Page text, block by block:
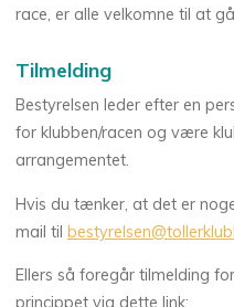
race, er alle velkomne til at
Tilmelding
Bestyrelsen leder efter en
for klubben/racen og være
arrangementet.
Hvis du tænker, at det er
mail til
Ellers så foregår tilmelding
princippet via dette link: